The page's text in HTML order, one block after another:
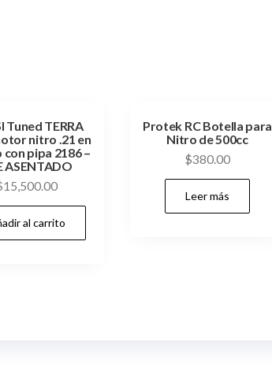
Tuned TERRA
nitro .21 en
con pipa 2186 –
ASENTADO
15,500.00
al carrito
Protek RC Botella para
Nitro de 500cc
$380.00
Leer más